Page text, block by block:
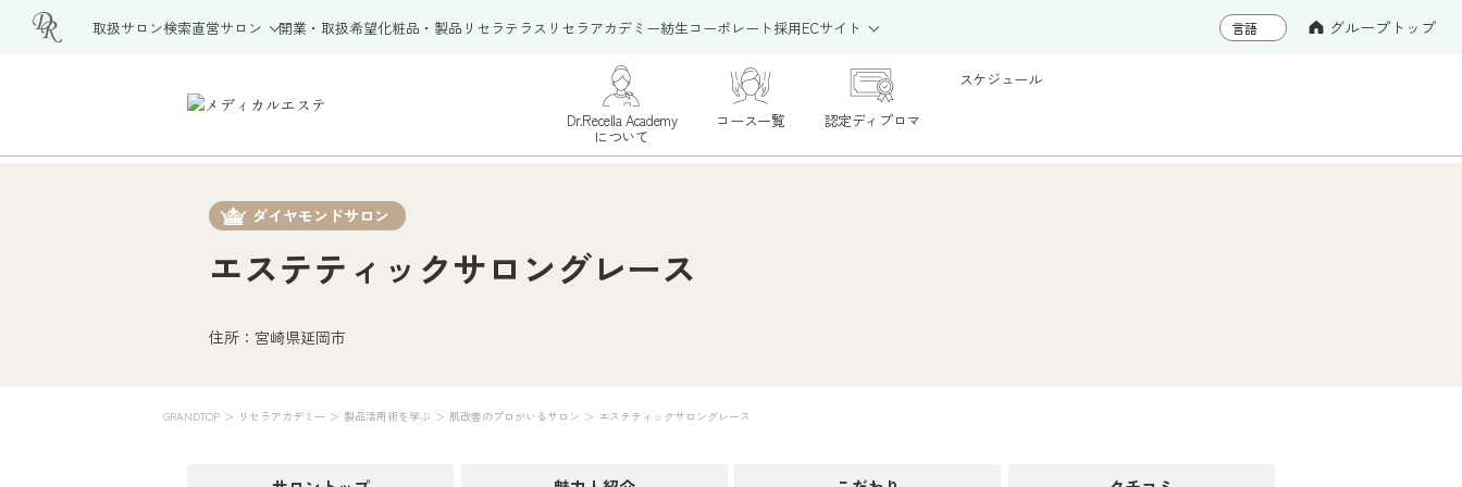
取扱サロン検索直営サロン 開業・取扱希望化粧品・製品 リセラテラス リセラアカデミー紡生コーポレート採用ECサイト グループトップ
Dr.Recella Academy
について
コース一覧 認定ディプロマ
スケジュール
ダイヤモンドサロン
エステティックサロングレース
住所：宮崎県延岡市
GRANDTOP > リセラアカデミー > 製品活用術を学ぶ > 肌改善のプロがいるサロン > エステティックサロングレース